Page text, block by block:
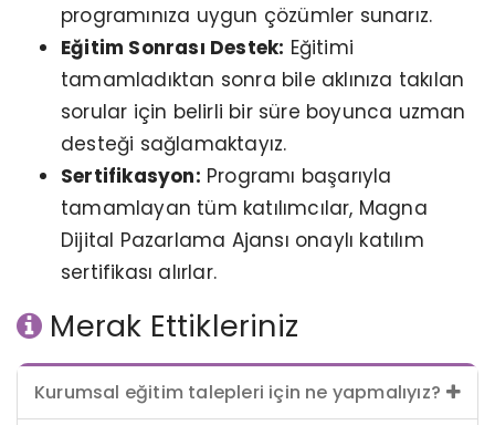
programınıza uygun çözümler sunarız.
Eğitim Sonrası Destek: Eğitimi
tamamladıktan sonra bile aklınıza takılan
sorular için belirli bir süre boyunca uzman
desteği sağlamaktayız.
Sertifikasyon: Programı başarıyla
tamamlayan tüm katılımcılar, Magna
Dijital Pazarlama Ajansı onaylı katılım
sertifikası alırlar.
Merak Ettikleriniz
Kurumsal eğitim talepleri için ne yapmalıyız?